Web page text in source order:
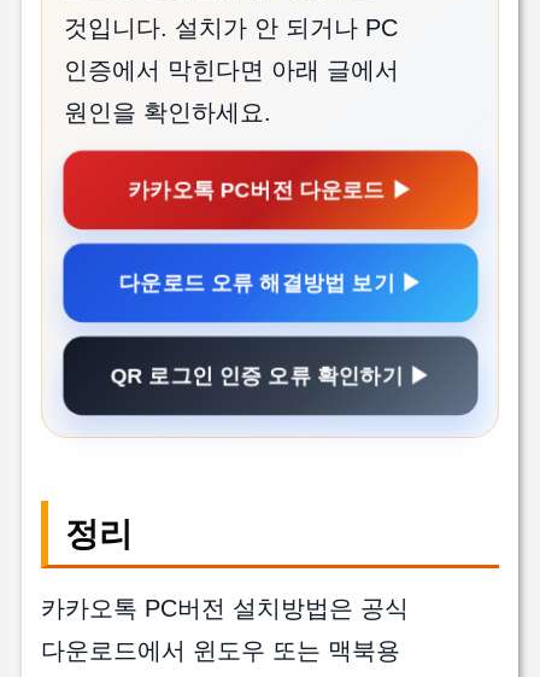
것입니다. 설치가 안 되거나 PC
인증에서 막힌다면 아래 글에서
원인을 확인하세요.
카카오톡 PC버전 다운로드 ▶
다운로드 오류 해결방법 보기 ▶
QR 로그인 인증 오류 확인하기 ▶
정리
카카오톡 PC버전 설치방법은 공식
다운로드에서 윈도우 또는 맥북용